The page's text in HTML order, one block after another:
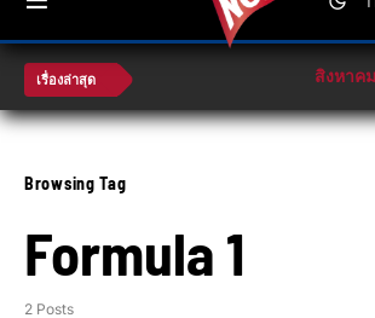
เรื่องล่าสุด สิงหาคม
Browsing Tag
Formula 1
2 Posts